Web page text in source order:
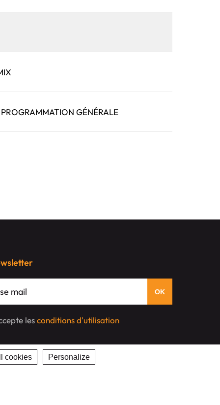
GÉNÉRALE
lesconditions d'utilisation
cookies Personalize